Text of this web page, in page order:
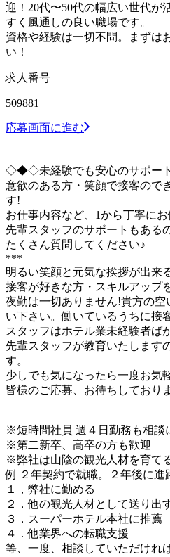
迎！20代〜50代の幅広い世代が
すく風通しの良い職場です。
資格や経験は一切不問。まずは
い！
求人番号
509881
応募画面に進む
◇◆◇未経験でも安心のサポ
意欲のある方・笑顔で接客ので
す!
お仕事内容など、1から丁寧にお
先輩スタッフのサポートもある
たくさん質問してください♪
***
明るい笑顔と元気な挨拶が出来
接客が好きな方・スキルアップ
夜勤は一切ありません!貴方の空
い下さい。働いているうちに接
スタッフはホテル業未経験者ば
先輩スタッフが教育いたします
す。
少しでも気になったら一度お気
皆様のご応募、お待ちしており
※短時間社員 週４日勤務も相談
※第二新卒、高卒の方も歓迎
※弊社は山陰の観光人材を育て
例 ２年契約で就職。２年後に進
１，弊社に勤める
２．他の観光人材として送り出
３．スーパーホテル本社に推薦
４．他業界への転職支援
等、一度、相談していただけれ